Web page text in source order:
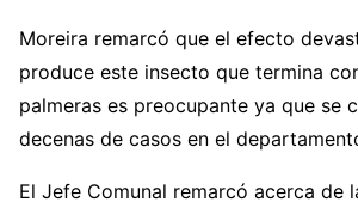
Moreira remarcó que el efecto
produce este insecto que termina
palmeras es preocupante ya que se
decenas de casos en el
El Jefe Comunal remarcó acerca de